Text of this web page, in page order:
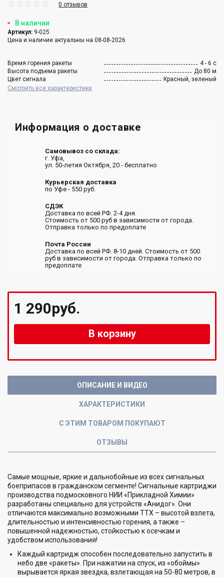
0 отзывов
В наличии
Артикул: 9-025
Цена и наличие актуальны на 08-08-2026
Время горения ракеты
4 - 6 с
Высота подъема ракеты
До 80 м
Цвет сигнала
Красный, зеленый
Смотреть все характеристики
Информация о доставке
Самовывоз со склада:
г. Уфа,
ул. 50-летия Октября, 20 - бесплатно
Курьерская доставка
по Уфе - 550 руб.
СДЭК
Доставка по всей РФ. 2-4 дня.
Стоимость от 500 руб в зависимости от города.
Отправка только по предоплате
Почта России
Доставка по всей РФ. 8-10 дней. Стоимость от 500
руб в зависимости от города. Отправка только по
предоплате
1 290руб.
В корзину
ОПИСАНИЕ И ВИДЕО
ХАРАКТЕРИСТИКИ
С ЭТИМ ТОВАРОМ ПОКУПАЮТ
ОТЗЫВЫ
Самые мощные, яркие и дальнобойные из всех сигнальных
боеприпасов в гражданском сегменте! Сигнальные картриджи
производства подмосковного НИИ «Прикладной Химии»
разработаны специально для устройств «Анидог». Они
отличаются максимально возможными ТТХ – высотой взлета,
длительностью и интенсивностью горения, а также –
повышенной надежностью, стойкостью к осечкам и
удобством использования!
Каждый картридж способен последовательно запустить в
небо две «ракеты». При нажатии на спуск, из «обоймы»
вырывается яркая звездка, взлетающая на 50-80 метров, в